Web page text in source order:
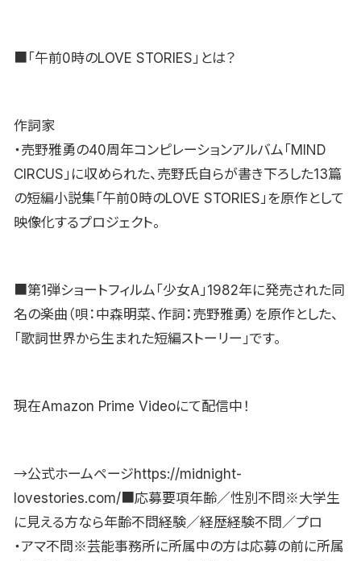
■「午前0時のLOVE STORIES」とは？
作詞家
・売野雅勇の40周年コンピレーションアルバム「MIND
CIRCUS」に収められた、売野氏自らが書き下ろした13篇
の短編小説集「午前0時のLOVE STORIES」を原作として
映像化するプロジェクト。
■第1弾ショートフィルム「少女A」1982年に発売された同
名の楽曲（唄：中森明菜、作詞：売野雅勇）を原作とした、
「歌詞世界から生まれた短編ストーリー」です。
現在Amazon Prime Videoにて配信中！
→公式ホームページhttps://midnight-
lovestories.com/■応募要項年齢／性別不問※大学生
に見える方なら年齢不問経験／経歴経験不問／プロ
・アマ不問※芸能事務所に所属中の方は応募の前に所属